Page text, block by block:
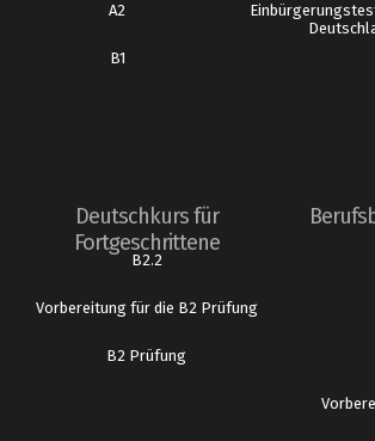
A2
B1
Deutschkurs für
Fortgeschrittene
B2.2
Vorbereitung für die B2 Prüfung
B2 Prüfung